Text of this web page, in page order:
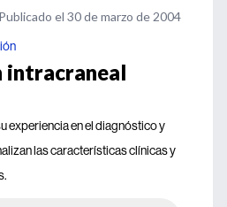
Publicado el 30 de marzo de 2004
intracraneal
experiencia en el diagnóstico y
las características clínicas y